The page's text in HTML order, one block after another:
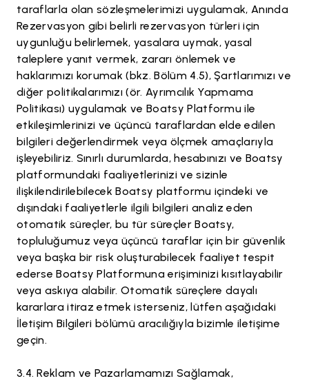
taraflarla olan sözleşmelerimizi uygulamak, Anında
Rezervasyon gibi belirli rezervasyon türleri için
uygunluğu belirlemek, yasalara uymak, yasal
taleplere yanıt vermek, zararı önlemek ve
haklarımızı korumak (bkz. Bölüm 4.5), Şartlarımızı ve
diğer politikalarımızı (ör. Ayrımcılık Yapmama
Politikası) uygulamak ve Boatsy Platformu ile
etkileşimlerinizi ve üçüncü taraflardan elde edilen
bilgileri değerlendirmek veya ölçmek amaçlarıyla
işleyebiliriz. Sınırlı durumlarda, hesabınızı ve Boatsy
platformundaki faaliyetlerinizi ve sizinle
ilişkilendirilebilecek Boatsy platformu içindeki ve
dışındaki faaliyetlerle ilgili bilgileri analiz eden
otomatik süreçler, bu tür süreçler Boatsy,
topluluğumuz veya üçüncü taraflar için bir güvenlik
veya başka bir risk oluşturabilecek faaliyet tespit
ederse Boatsy Platformuna erişiminizi kısıtlayabilir
veya askıya alabilir. Otomatik süreçlere dayalı
kararlara itiraz etmek isterseniz, lütfen aşağıdaki
İletişim Bilgileri bölümü aracılığıyla bizimle iletişime
geçin.
Reklam ve Pazarlamamızı Sağlamak,